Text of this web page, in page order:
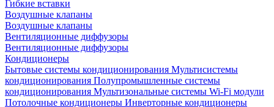
Гибкие вставки
Воздушные клапаны
Воздушные клапаны
Вентиляционные диффузоры
Вентиляционные диффузоры
Кондиционеры
Бытовые системы кондиционирования Мультисистемы
кондиционирования Полупромышленные системы
кондиционирования Мультизональные системы Wi-Fi модули
Потолочные кондиционеры Инверторные кондиционеры